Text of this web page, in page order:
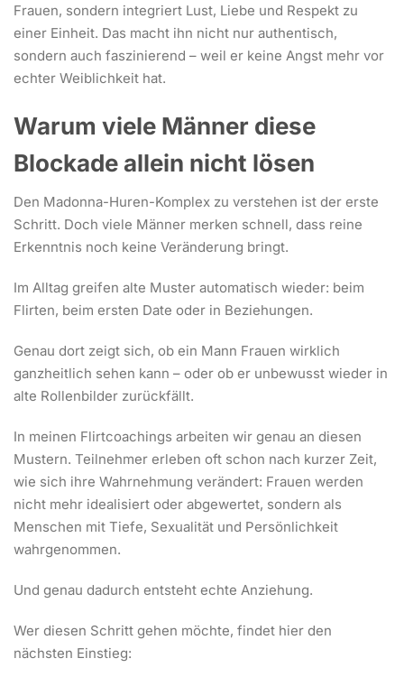
Frauen, sondern integriert Lust, Liebe und Respekt zu
einer Einheit. Das macht ihn nicht nur authentisch,
sondern auch faszinierend – weil er keine Angst mehr vor
echter Weiblichkeit hat.
Warum viele Männer diese
Blockade allein nicht lösen
Den Madonna-Huren-Komplex zu verstehen ist der erste
Schritt. Doch viele Männer merken schnell, dass reine
Erkenntnis noch keine Veränderung bringt.
Im Alltag greifen alte Muster automatisch wieder: beim
Flirten, beim ersten Date oder in Beziehungen.
Genau dort zeigt sich, ob ein Mann Frauen wirklich
ganzheitlich sehen kann – oder ob er unbewusst wieder in
alte Rollenbilder zurückfällt.
In meinen Flirtcoachings arbeiten wir genau an diesen
Mustern. Teilnehmer erleben oft schon nach kurzer Zeit,
wie sich ihre Wahrnehmung verändert: Frauen werden
nicht mehr idealisiert oder abgewertet, sondern als
Menschen mit Tiefe, Sexualität und Persönlichkeit
wahrgenommen.
Und genau dadurch entsteht echte Anziehung.
Wer diesen Schritt gehen möchte, findet hier den
nächsten Einstieg: